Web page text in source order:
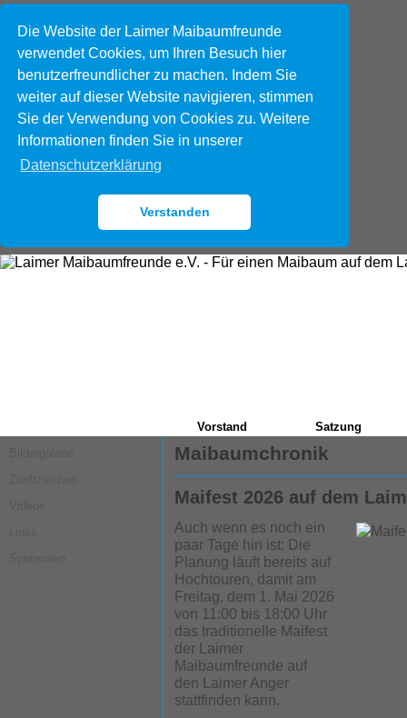
Die Website der Laimer Maibaumfreunde
verwendet Cookies, um Ihren Besuch hier
benutzerfreundlicher zu machen. Indem Sie
weiter auf dieser Website navigieren, stimmen
Sie der Verwendung von Cookies zu. Weitere
Informationen finden Sie in unserer
Datenschutzerklärung
Verstanden
Vorstand
Satzung
Maibaumchronik
Maifest 2026 auf dem
Auch wenn es noch ein
paar Tage hin ist: Die
Planung läuft bereits auf
Hochtouren, damit am
Freitag, dem 1. Mai 2026
von 11:00 bis 18:00 Uhr
das traditionelle Maifest
der Laimer
Maibaumfreunde auf
den Laimer Anger
stattfinden kann.